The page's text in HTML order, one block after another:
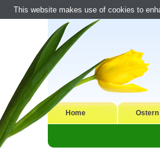
Home Ostern
This website makes use of cookies to